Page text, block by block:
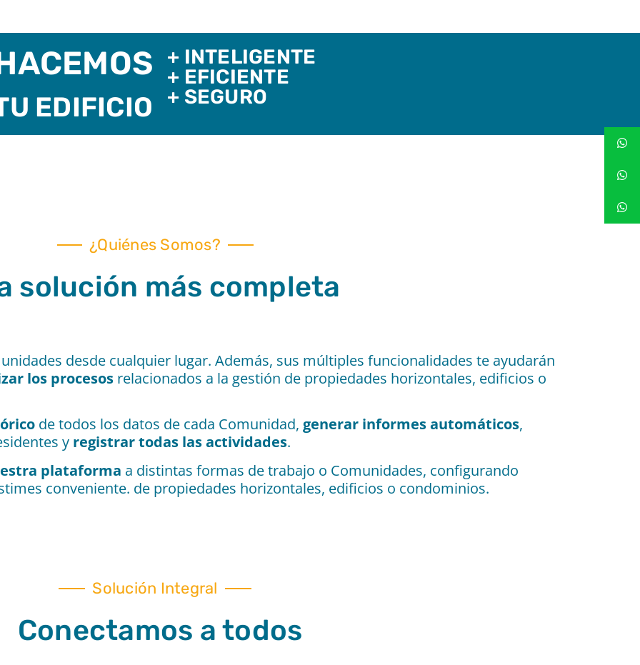
EDIFICIO
+ INTELIGENTE
+ EFICIENTE
+ SEGURO
¿Quiénes Somos?
solución más completa​
desde cualquier lugar. Además, sus múltiples funcionalidades te ayudarán
los procesos relacionados a la gestión de propiedades horizontales, edificios o
de todos los datos de cada Comunidad, generar informes automáticos,
y registrar todas las actividades.
plataforma a distintas formas de trabajo o Comunidades, configurando
conveniente. de propiedades horizontales, edificios o condominios.
Solución Integral​
Conectamos a todos​